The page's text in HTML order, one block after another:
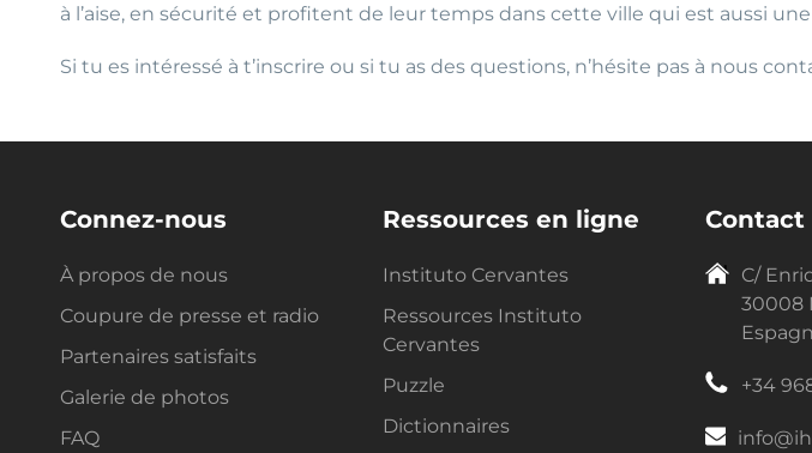
à l’aise, en sécurité et profitent de leur temps dans cette ville qui est aussi une
Si tu es intéressé à t’inscrire ou si tu as des questions, n’hésite pas à nous
Connez-nous
À propos de nous
Coupure de presse et radio
Partenaires satisfaits
Galerie de photos
FAQ
Ressources en ligne
Instituto Cervantes
Ressources Instituto
Cervantes
Puzzle
Dictionnaires
Contact
C/
30008
+34